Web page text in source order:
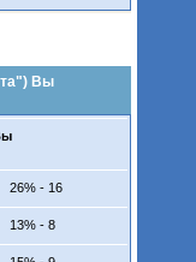
Вы
26% - 16
13% - 8